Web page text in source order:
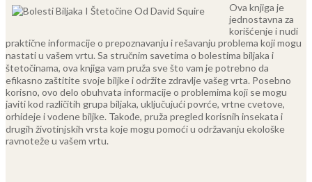
Ova knjiga je
jednostavna za
korišćenje i nudi
praktične informacije o prepoznavanju i rešavanju problema koji mogu
nastati u vašem vrtu. Sa stručnim savetima o bolestima biljaka i
štetočinama, ova knjiga vam pruža sve što vam je potrebno da
efikasno zaštitite svoje biljke i održite zdravlje vašeg vrta. Posebno
korisno, ovo delo obuhvata informacije o problemima koji se mogu
javiti kod različitih grupa biljaka, uključujući povrće, vrtne cvetove,
orhideje i vodene biljke. Takođe, pruža pregled korisnih insekata i
drugih životinjskih vrsta koje mogu pomoći u održavanju ekološke
ravnoteže u vašem vrtu.